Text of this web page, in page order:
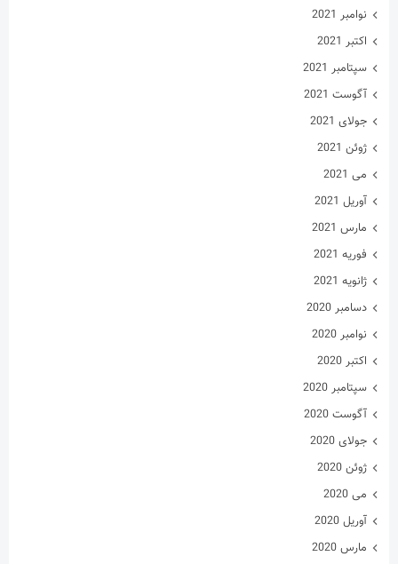
نوامبر 2021
اکتبر 2021
سپتامبر 2021
آگوست 2021
جولای 2021
ژوئن 2021
می 2021
آوریل 2021
مارس 2021
فوریه 2021
ژانویه 2021
دسامبر 2020
نوامبر 2020
اکتبر 2020
سپتامبر 2020
آگوست 2020
جولای 2020
ژوئن 2020
می 2020
آوریل 2020
مارس 2020